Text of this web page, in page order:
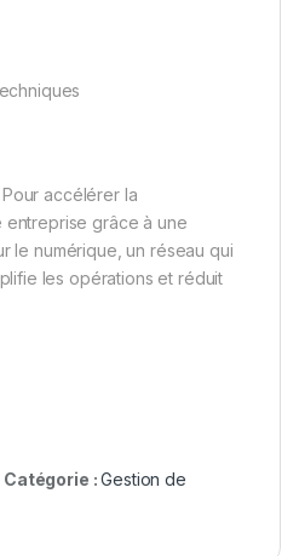
accélérer la
entreprise grâce à une
le numérique, un réseau qui
les opérations et réduit
Catégorie :Gestion de